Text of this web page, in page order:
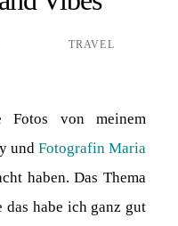
TRAVEL
von meinem
undFotografin Maria
haben. Das Thema
habe ich ganz gut